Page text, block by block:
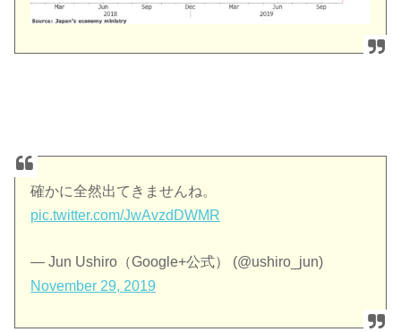
確かに全然出てきませんね。
pic.twitter.com/JwAvzdDWMR
— Jun Ushiro（Google+公式） (@ushiro_jun)
November 29, 2019